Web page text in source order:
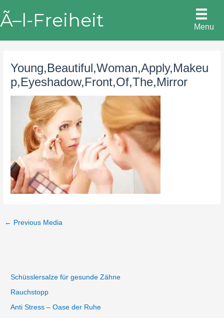
to
content
Ã–l-Freiheit Menu
Young,Beautiful,Woman,Apply,Makeu
p,Eyeshadow,Front,Of,The,Mirror
← Previous Media
Schüsslersalze für gesunde Zähne
Rauchstopp
Anti Stress – Oase der Ruhe